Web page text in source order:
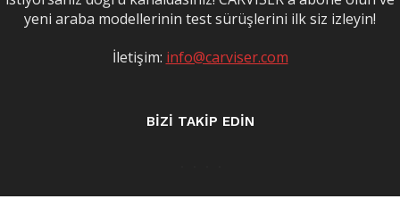
yeni araba modellerinin test sürüşlerini ilk siz izleyin!
İletişim: info@carviser.com
BİZİ TAKİP EDİN